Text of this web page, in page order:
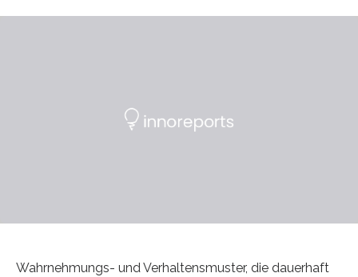
Wahrnehmungs- und Verhaltensmuster, die dauerhaft